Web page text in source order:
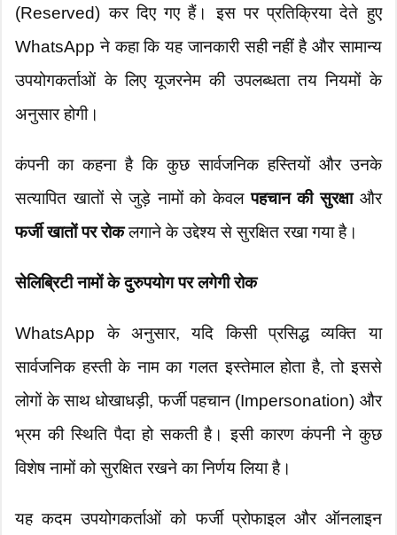
(Reserved) कर दिए गए हैं। इस पर प्रतिक्रिया देते हुए
WhatsApp ने कहा कि यह जानकारी सही नहीं है और सामान्य
उपयोगकर्ताओं के लिए यूजरनेम की उपलब्धता तय नियमों के
अनुसार होगी।
कंपनी का कहना है कि कुछ सार्वजनिक हस्तियों और उनके
सत्यापित खातों से जुड़े नामों को केवलपहचान की सुरक्षाऔर
फर्जी खातों पर रोकलगाने के उद्देश्य से सुरक्षित रखा गया है।
सेलिब्रिटी नामों के दुरुपयोग पर लगेगी रोक
WhatsApp के अनुसार, यदि किसी प्रसिद्ध व्यक्ति या
सार्वजनिक हस्ती के नाम का गलत इस्तेमाल होता है, तो इससे
लोगों के साथ धोखाधड़ी, फर्जी पहचान (Impersonation) और
भ्रम की स्थिति पैदा हो सकती है। इसी कारण कंपनी ने कुछ
विशेष नामों को सुरक्षित रखने का निर्णय लिया है।
यह कदम उपयोगकर्ताओं को फर्जी प्रोफाइल और ऑनलाइन